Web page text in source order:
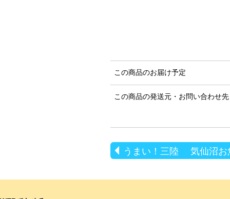
この商品のお届け予定
この商品の発送元・お問い合わせ先
うまい！三陸 気仙沼お